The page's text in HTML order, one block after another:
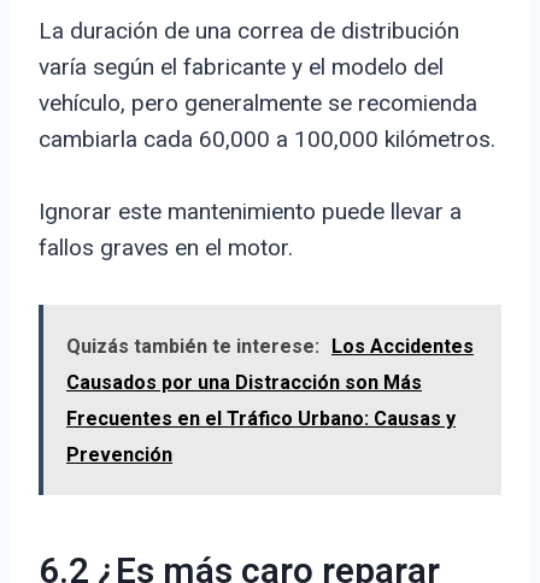
La duración de una correa de distribución
varía según el fabricante y el modelo del
vehículo, pero generalmente se recomienda
cambiarla cada 60,000 a 100,000 kilómetros.
Ignorar este mantenimiento puede llevar a
fallos graves en el motor.
Quizás también te interese:
Los Accidentes
Causados por una Distracción son Más
Frecuentes en el Tráfico Urbano: Causas y
Prevención
6.2 ¿Es más caro reparar